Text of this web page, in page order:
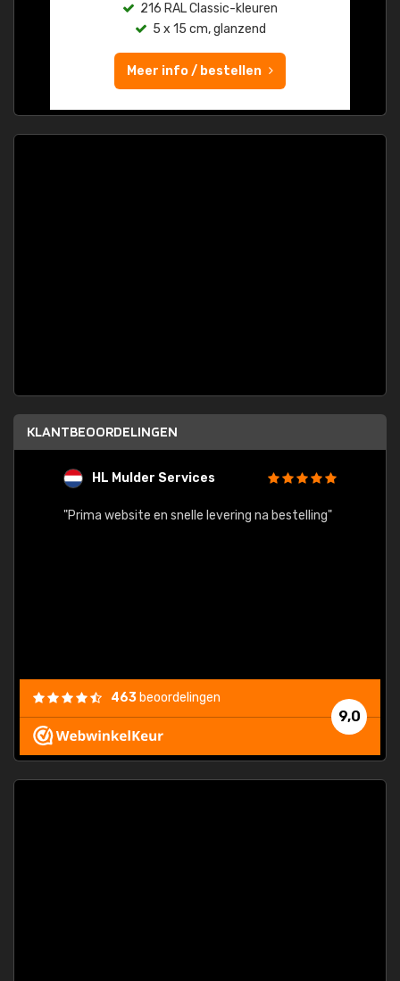
216 RAL Classic-kleuren
5 x 15 cm, glanzend
Meer info / bestellen
KLANTBEOORDELINGEN
HL Mulder Services
"Prima website en snelle levering na bestelling"
9,0
463 beoordelingen